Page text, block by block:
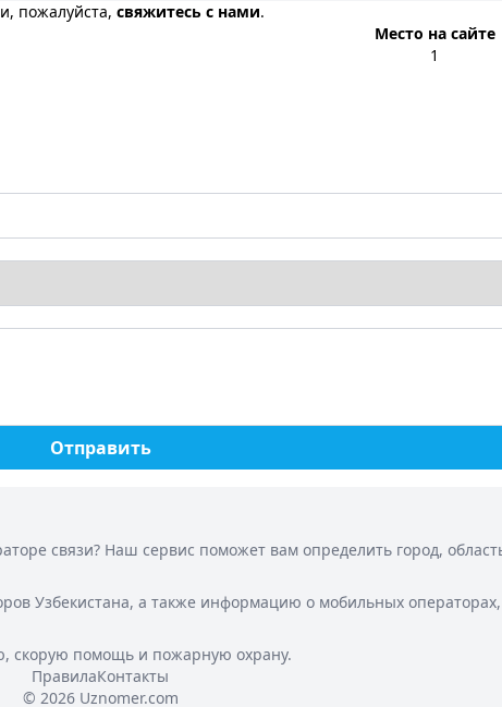
пожалуйста, свяжитесь с нами.
Место на сайте
1
Отправить
связи? Наш сервис поможет вам определить город,
Узбекистана, а также информацию о мобильных
скорую помощь и пожарную охрану.
ПравилаКонтакты
© 2026 Uznomer.com